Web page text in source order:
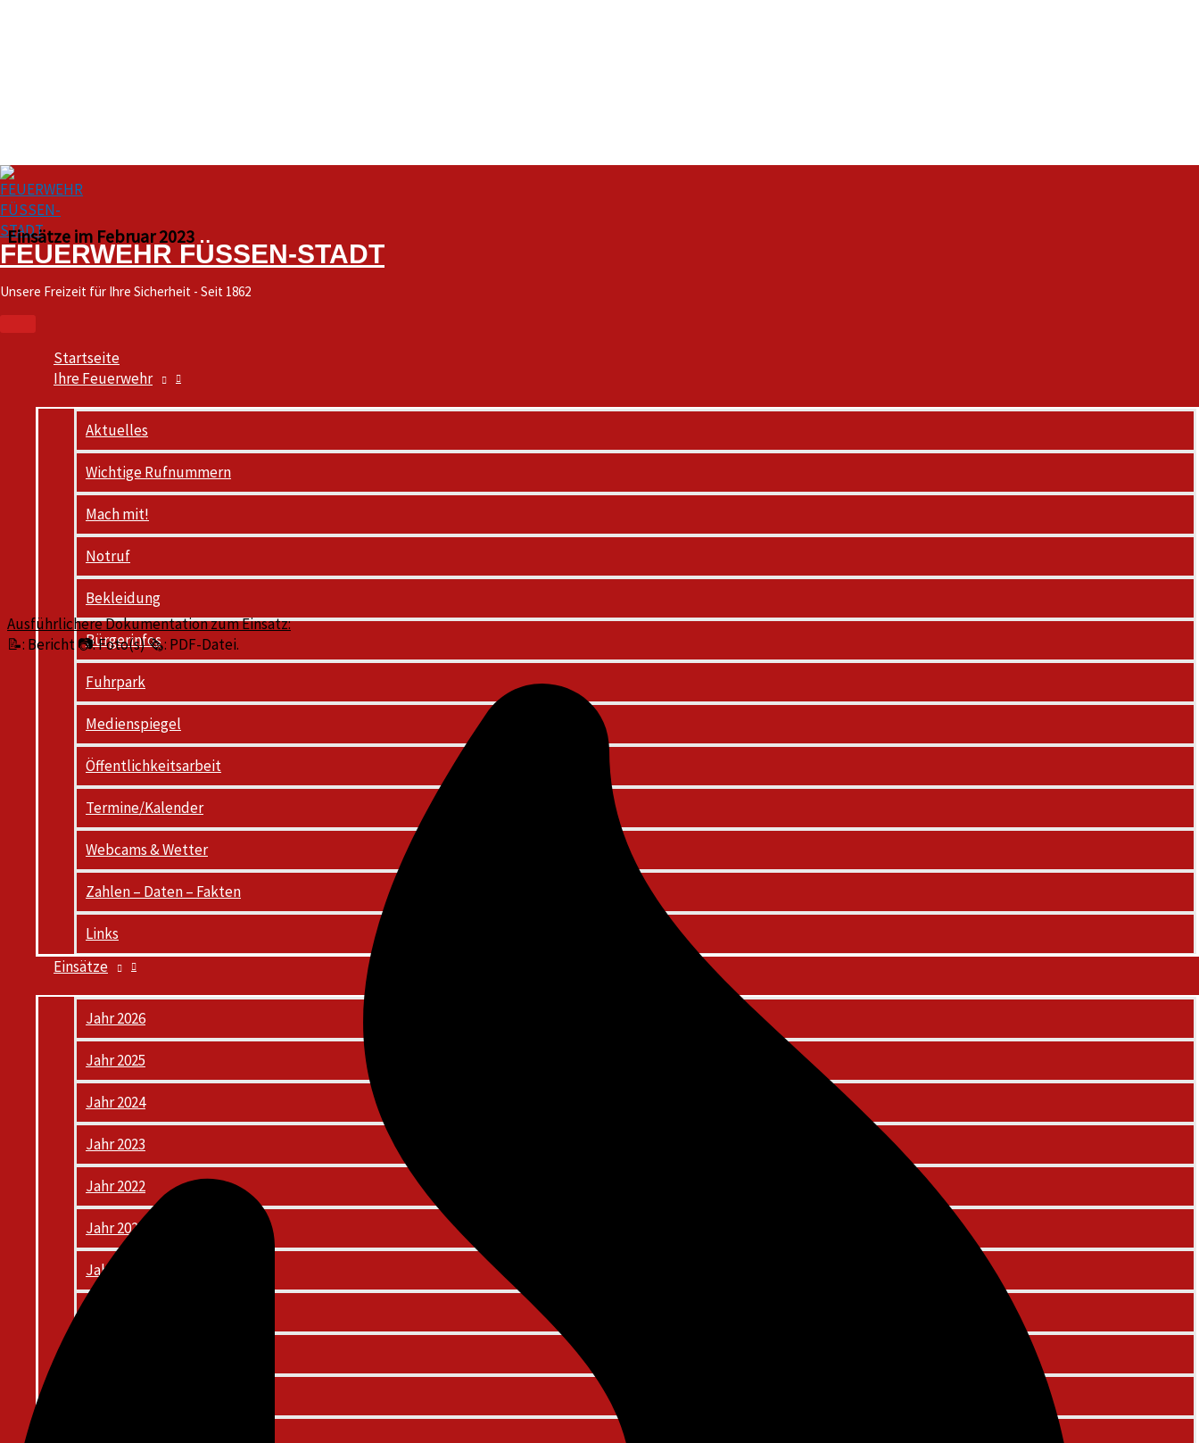
FEUERWEHR FÜSSEN-STADT
Unsere Freizeit für Ihre Sicherheit - Seit 1862
Hauptmenü
Startseite
Ihre Feuerwehr
Aktuelles
Wichtige Rufnummern
Mach mit!
Notruf
Bekleidung
Bürgerinfos
Fuhrpark
Medienspiegel
Öffentlichkeitsarbeit
Termine/Kalender
Webcams & Wetter
Zahlen – Daten – Fakten
Links
Einsätze
Jahr 2026
Jahr 2025
Jahr 2024
Jahr 2023
Jahr 2022
Jahr 2021
Jahr 2020
Einsätze im Februar 2023
Ausführlichere Dokumentation zum Einsatz:
📝: Bericht 📷: Foto(s) 🗞️: PDF-Datei.